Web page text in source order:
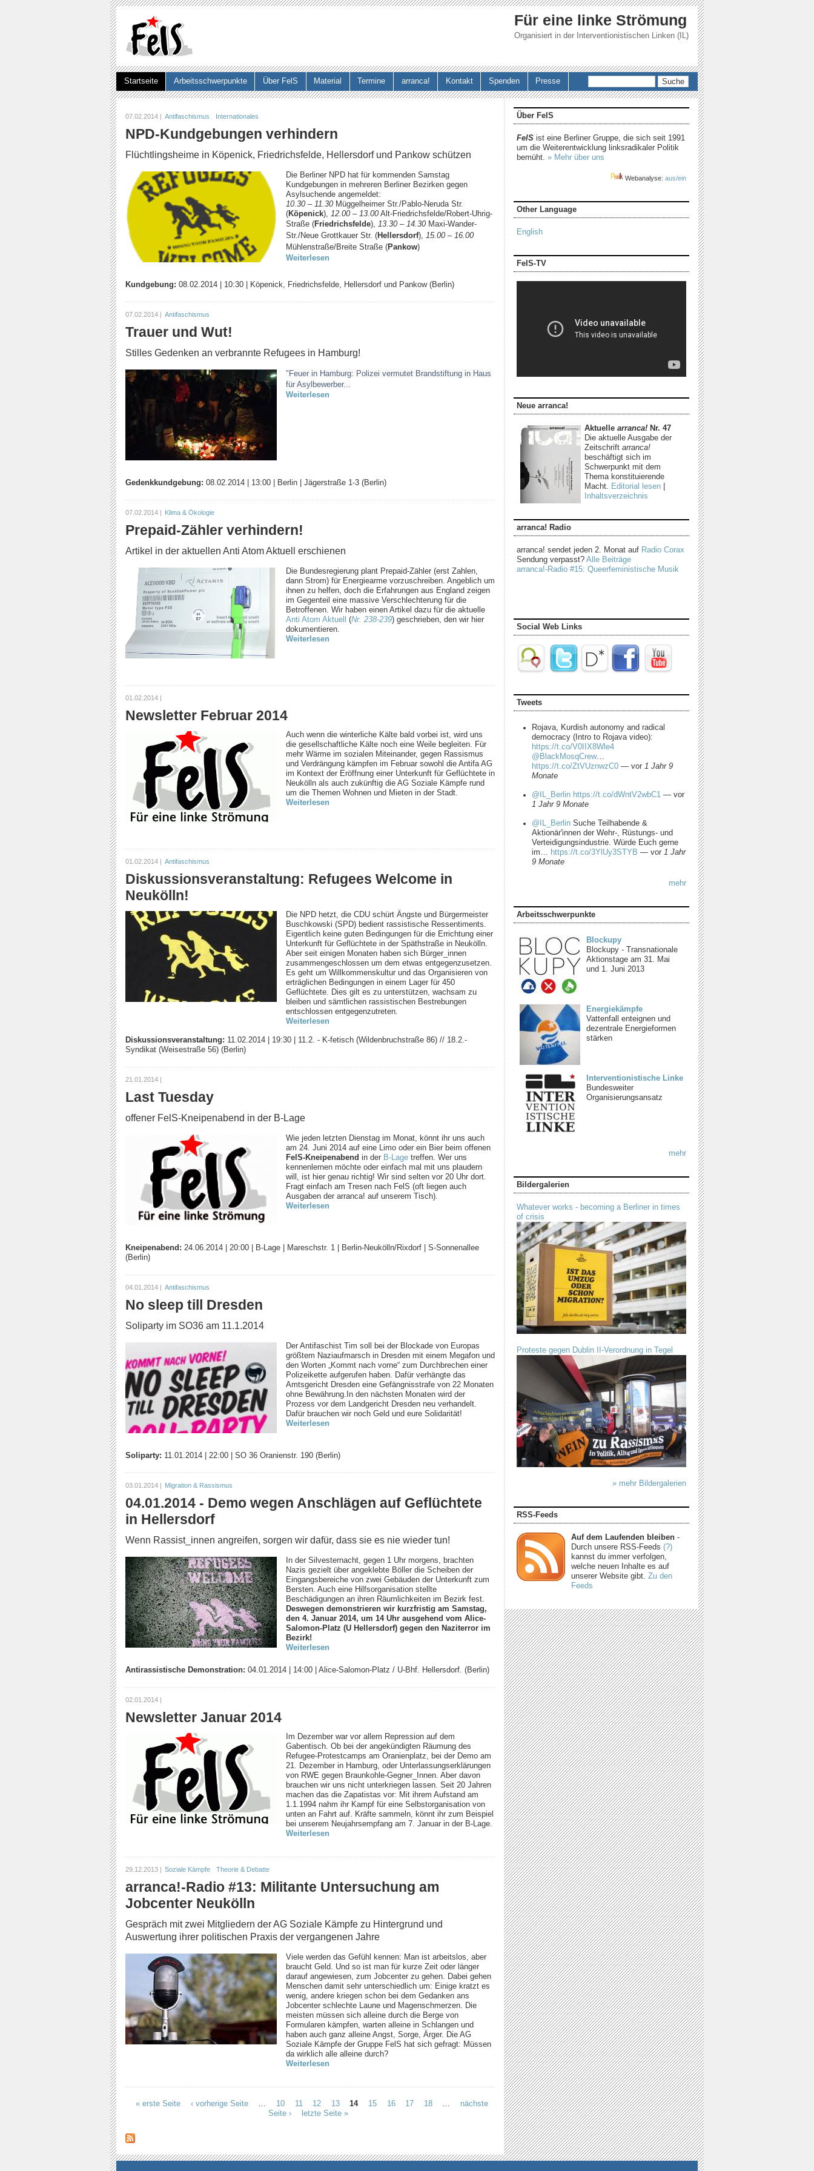
Jump to navigation
Für eine linke Strömung
Organisiert in der Interventionistischen Linken (IL)
07.02.2014 | Antifaschismus Internationales
NPD-Kundgebungen verhindern
Flüchtlingsheime in Köpenick, Friedrichsfelde, Hellersdorf und Pankow schützen
Die Berliner NPD hat für kommenden Samstag
Kundgebungen in mehreren Berliner Bezirken gegen
Asylsuchende angemeldet:
10.30 – 11.30 Müggelheimer Str./Pablo-Neruda Str.
(Köpenick), 12.00 – 13.00 Alt-Friedrichsfelde/Robert-Uhrig-
Straße (Friedrichsfelde), 13.30 – 14.30 Maxi-Wander-
Str./Neue Grottkauer Str. (Hellersdorf), 15.00 – 16.00
Mühlenstraße/Breite Straße (Pankow)
Weiterlesen
Kundgebung: 08.02.2014 10:30 Köpenick, Friedrichsfelde, Hellersdorf und Pankow (Berlin)
07.02.2014 | Antifaschismus
Trauer und Wut!
Stilles Gedenken an verbrannte Refugees in Hamburg!
"Feuer in Hamburg: Polizei vermutet Brandstiftung in Haus
für Asylbewerber...
Weiterlesen
Gedenkkundgebung: 08.02.2014 13:00 Berlin | Jägerstraße 1-3 (Berlin)
07.02.2014 | Klima & Ökologie
Prepaid-Zähler verhindern!
Artikel in der aktuellen Anti Atom Aktuell erschienen
Die Bundesregierung plant Prepaid-Zähler (erst Zahlen,
dann Strom) für Energiearme vorzuschreiben. Angeblich um
ihnen zu helfen, doch die Erfahrungen aus England zeigen
im Gegenteil eine massive Verschlechterung für die
Betroffenen. Wir haben einen Artikel dazu für die aktuelle
Anti Atom Aktuell
(Nr. 238-239) geschrieben, den wir hier
dokumentieren.
Weiterlesen
01.02.2014 |
Newsletter Februar 2014
Auch wenn die winterliche Kälte bald vorbei ist, wird uns
die gesellschaftliche Kälte noch eine Weile begleiten. Für
mehr Wärme im sozialen Miteinander, gegen Rassismus
und Verdrängung kämpfen im Februar sowohl die Antifa AG
im Kontext der Eröffnung einer Unterkunft für Geflüchtete in
Neukölln als auch zukünftig die AG Soziale Kämpfe rund
um die Themen Wohnen und Mieten in der Stadt.
Weiterlesen
01.02.2014 | Antifaschismus
Diskussionsveranstaltung: Refugees Welcome in
Neukölln!
Die NPD hetzt, die CDU schürt Ängste und Bürgermeister
Buschkowski (SPD) bedient rassistische Ressentiments.
Eigentlich keine guten Bedingungen für die Errichtung einer
Unterkunft für Geflüchtete in der Späthstraße in Neukölln.
Aber seit einigen Monaten haben sich Bürger_innen
zusammengeschlossen um dem etwas entgegenzusetzen.
Es geht um Willkommenskultur und das Organisieren von
erträglichen Bedingungen in einem Lager für 450
Geflüchtete. Dies gilt es zu unterstützen, wachsam zu
bleiben und sämtlichen rassistischen Bestrebungen
entschlossen entgegenzutreten.
Weiterlesen
Diskussionsveranstaltung: 11.02.2014 19:30
11.2. - K-fetisch (Wildenbruchstraße 86) // 18.2.-
Syndikat (Weisestraße 56) (Berlin)
21.01.2014 |
Last Tuesday
offener FelS-Kneipenabend in der B-Lage
Wie jeden letzten Dienstag im Monat, könnt ihr uns auch
am 24. Juni 2014 auf eine Limo oder ein Bier beim offenen
FelS-Kneipenabend in der B-Lage treffen. Wer uns
kennenlernen möchte oder einfach mal mit uns plaudern
will, ist hier genau richtig! Wir sind selten vor 20 Uhr dort.
Fragt einfach am Tresen nach FelS (oft liegen auch
Ausgaben der arranca! auf unserem Tisch).
Weiterlesen
Kneipenabend: 24.06.2014 20:00
B-Lage | Mareschstr. 1 | Berlin-Neukölln/Rixdorf | S-Sonnenallee
(Berlin)
04.01.2014 | Antifaschismus
No sleep till Dresden
Soliparty im SO36 am 11.1.2014
Der Antifaschist Tim soll bei der Blockade von Europas
größtem Naziaufmarsch in Dresden mit einem Megafon und
den Worten „Kommt nach vorne“ zum Durchbrechen einer
Polizeikette aufgerufen haben. Dafür verhängte das
Amtsgericht Dresden eine Gefängnisstrafe von 22 Monaten
ohne Bewährung.In den nächsten Monaten wird der
Prozess vor dem Landgericht Dresden neu verhandelt.
Dafür brauchen wir noch Geld und eure Solidarität!
Weiterlesen
Soliparty: 11.01.2014 22:00 SO 36 Oranienstr. 190 (Berlin)
03.01.2014 | Migration & Rassismus
04.01.2014 - Demo wegen Anschlägen auf Geflüchtete
in Hellersdorf
Wenn Rassist_innen angreifen, sorgen wir dafür, dass sie es nie wieder tun!
In der Silvesternacht, gegen 1 Uhr morgens, brachten
Nazis gezielt über angeklebte Böller die Scheiben der
Eingangsbereiche von zwei Gebäuden der Unterkunft zum
Bersten. Auch eine Hilfsorganisation stellte
Beschädigungen an ihren Räumlichkeiten im Bezirk fest.
Deswegen demonstrieren wir kurzfristig am Samstag,
den 4. Januar 2014, um 14 Uhr ausgehend vom Alice-
Salomon-Platz (U Hellersdorf) gegen den Naziterror im
Bezirk!
Weiterlesen
Antirassistische Demonstration: 04.01.2014 14:00 Alice-Salomon-Platz / U-Bhf. Hellersdorf. (Berlin)
02.01.2014 |
Newsletter Januar 2014
Im Dezember war vor allem Repression auf dem
Gabentisch. Ob bei der angekündigten Räumung des
Refugee-Protestcamps am Oranienplatz, bei der Demo am
21. Dezember in Hamburg, oder Unterlassungserklärungen
von RWE gegen Braunkohle-Gegner_Innen. Aber davon
brauchen wir uns nicht unterkriegen lassen. Seit 20 Jahren
machen das die Zapatistas vor: Mit ihrem Aufstand am
1.1.1994 nahm ihr Kampf für eine Selbstorganisation von
unten an Fahrt auf. Kräfte sammeln, könnt ihr zum Beispiel
bei unserem Neujahrsempfang am 7. Januar in der B-Lage.
Weiterlesen
29.12.2013 | Soziale Kämpfe Theorie & Debatte
arranca!-Radio #13: Militante Untersuchung am
Jobcenter Neukölln
Gespräch mit zwei Mitgliedern der AG Soziale Kämpfe zu Hintergrund und
Auswertung ihrer politischen Praxis der vergangenen Jahre
Viele werden das Gefühl kennen: Man ist arbeitslos, aber
braucht Geld. Und so ist man für kurze Zeit oder länger
darauf angewiesen, zum Jobcenter zu gehen. Dabei gehen
Menschen damit sehr unterschiedlich um: Einige kratzt es
wenig, andere kriegen schon bei dem Gedanken ans
Jobcenter schlechte Laune und Magenschmerzen. Die
meisten müssen sich alleine durch die Berge von
Formularen kämpfen, warten alleine in Schlangen und
haben auch ganz alleine Angst, Sorge, Ärger. Die AG
Soziale Kämpfe der Gruppe FelS hat sich gefragt: Müssen
da wirklich alle alleine durch?
Weiterlesen
« erste Seite ‹ vorherige Seite … 10 11 12 13 14 15 16 17 18 …
nächste
Seite ›
letzte Seite »
Startseite Arbeitsschwerpunkte Über FelS Material Termine arranca! Kontakt Spenden Presse
Suchformular
Über FelS
FelS ist eine Berliner Gruppe, die sich seit 1991
um die Weiterentwicklung linksradikaler Politik
bemüht. » Mehr über uns
Webanalyse: aus/ein
Other Language
English
FelS-TV
Neue arranca!
Aktuelle arranca! Nr. 47
Die aktuelle Ausgabe der
Zeitschrift arranca!
beschäftigt sich im
Schwerpunkt mit dem
Thema konstituierende
Macht. Editorial lesen
Inhaltsverzeichnis
arranca! Radio
arranca! sendet jeden 2. Monat auf Radio Corax
Sendung verpasst? Alle Beiträge
arranca!-Radio #15: Queerfeministische Musik
Social Web Links
Tweets
Rojava, Kurdish autonomy and radical
democracy (Intro to Rojava video):
https://t.co/V0IIX8Wle4
@BlackMosqCrew…
https://t.co/ZtVUznwzC0 —vor1 Jahr 9
Monate
@IL_Berlin https://t.co/dWntV2wbC1 —vor
1 Jahr 9 Monate
@IL_Berlin Suche Teilhabende &
Aktionär'innen der Wehr-, Rüstungs- und
Verteidigungsindustrie. Würde Euch gerne
im… https://t.co/3YlUy3STYB —vor1 Jahr
9 Monate
mehr
Arbeitsschwerpunkte
Blockupy
Blockupy - Transnationale
Aktionstage am 31. Mai
und 1. Juni 2013
Energiekämpfe
Vattenfall enteignen und
dezentrale Energieformen
stärken
Interventionistische Linke
Bundesweiter
Organisierungsansatz
mehr
Bildergalerien
Whatever works - becoming a Berliner in times
of crisis
Proteste gegen Dublin II-Verordnung in Tegel
» mehr Bildergalerien
RSS-Feeds
Auf dem Laufenden bleiben -
Durch unsere RSS-Feeds (?)
kannst du immer verfolgen,
welche neuen Inhalte es auf
unserer Website gibt. Zu den
Feeds